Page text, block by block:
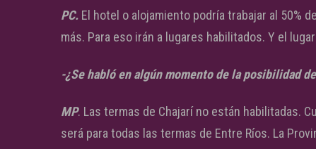
PC. El hotel o alojamiento podría trabajar al 50%
más. Para eso irán a lugares habilitados. Y el
-¿Se habló en algún momento de la posibilidad
MP. Las termas de Chajarí no están habilitadas.
será para todas las termas de Entre Ríos. La